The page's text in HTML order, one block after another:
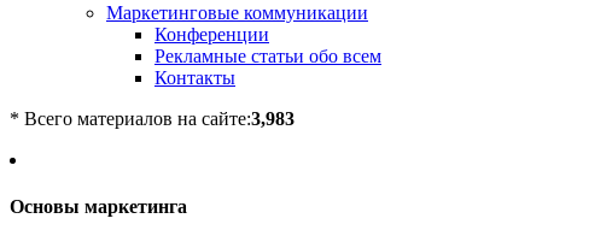
Маркетинговые коммуникации
Конференции
Рекламные статьи обо всем
Контакты
* Всего материалов на сайте:3,983
Основы маркетинга